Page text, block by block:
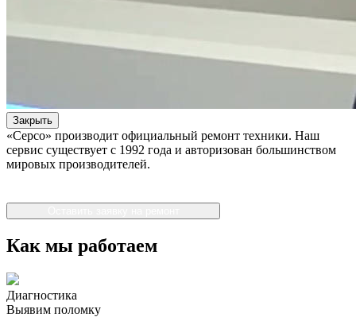
Закрыть
«Серсо» производит официальный ремонт техники. Наш
сервис существует с 1992 года и авторизован большинством
мировых производителей.
Как мы работаем
Диагностика
Выявим поломку